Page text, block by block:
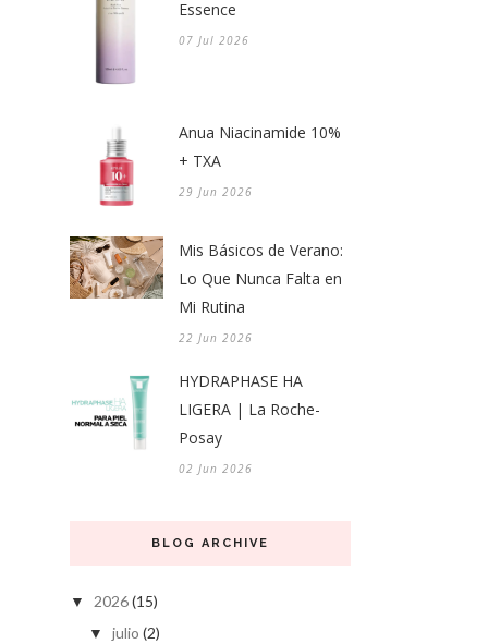
Essence
07 Jul 2026
Anua Niacinamide 10%
+ TXA
29 Jun 2026
Mis Básicos de Verano:
Lo Que Nunca Falta en
Mi Rutina
22 Jun 2026
HYDRAPHASE HA
LIGERA | La Roche-
Posay
02 Jun 2026
BLOG ARCHIVE
▼ 2026(15)
▼ julio (2)